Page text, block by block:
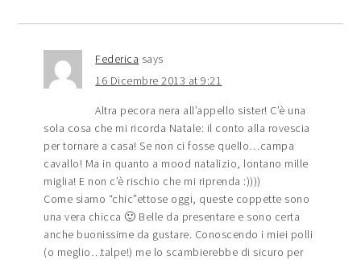
Federica says
16 Dicembre 2013 at 9:21
Altra pecora nera all’appello sister! C’è una
sola cosa che mi ricorda Natale: il conto alla rovescia
per tornare a casa! Se non ci fosse quello…campa
cavallo! Ma in quanto a mood natalizio, lontano mille
miglia! E non c’è rischio che mi riprenda :))))
Come siamo “chic”ettose oggi, queste coppette sono
una vera chicca 🙂 Belle da presentare e sono certa
anche buonissime da gustare. Conoscendo i miei polli
(o meglio…talpe!) me lo scambierebbe di sicuro per